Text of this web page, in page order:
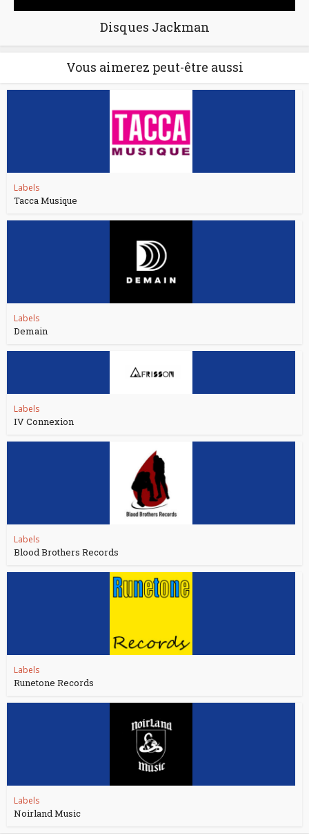
Disques Jackman
Vous aimerez peut-être aussi
Labels
Tacca Musique
Labels
Demain
Labels
IV Connexion
Labels
Blood Brothers Records
Labels
Runetone Records
Labels
Noirland Music